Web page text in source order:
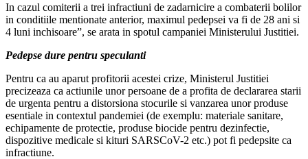
In cazul comiterii a trei infractiuni de zadarnicire a combaterii bolilor
in conditiile mentionate anterior, maximul pedepsei va fi de 28 ani si
4 luni inchisoare”, se arata in spotul campaniei Ministerului Justitiei.
Pedepse dure pentru speculanti
Pentru ca au aparut profitorii acestei crize, Ministerul Justitiei
precizeaza ca actiunile unor persoane de a profita de declararea starii
de urgenta pentru a distorsiona stocurile si vanzarea unor produse
esentiale in contextul pandemiei (de exemplu: materiale sanitare,
echipamente de protectie, produse biocide pentru dezinfectie,
dispozitive medicale si kituri SARSCoV-2 etc.) pot fi pedepsite ca
infractiune.